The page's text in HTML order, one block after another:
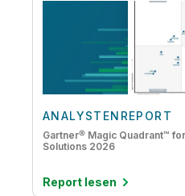
ANALYSTENREPORT
Gartner® Magic Quadrant™
Solutions 2026
Report lesen